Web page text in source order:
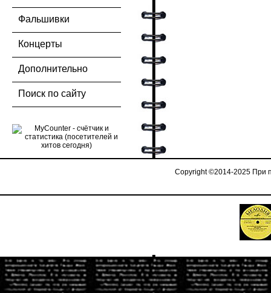
Фальшивки
Концерты
Дополнительно
Поиск по сайту